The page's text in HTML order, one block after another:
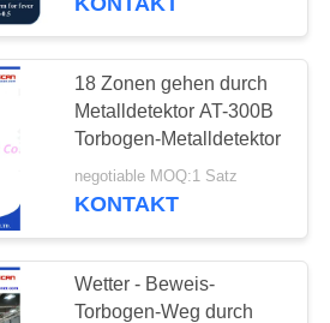
18 Zonen gehen durch
Metalldetektor AT-300B
Torbogen-Metalldetektor
negotiable MOQ:1 Satz
KONTAKT
Wetter - Beweis-
Torbogen-Weg durch